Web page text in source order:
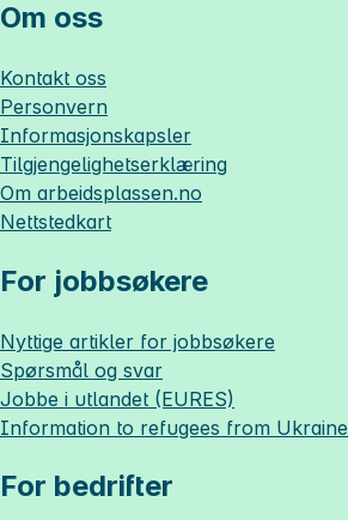
Om oss
Kontakt oss
Personvern
Informasjonskapsler
Tilgjengelighetserklæring
Om arbeidsplassen.no
Nettstedkart
For jobbsøkere
Nyttige artikler for jobbsøkere
Spørsmål og svar
Jobbe i utlandet (EURES)
Information to refugees from Ukraine
For bedrifter